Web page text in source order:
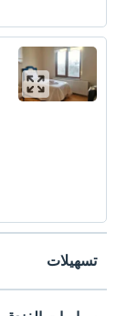
تسهيلات